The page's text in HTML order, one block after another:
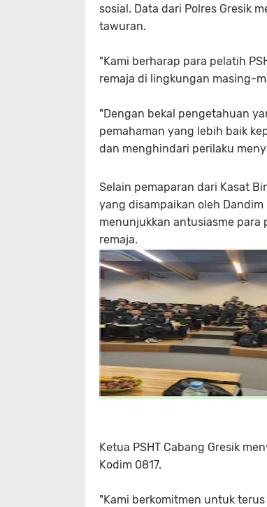
sosial. Data dari Polres Gresik
tawuran.
"Kami berharap para pelatih
remaja di lingkungan masing-
"Dengan bekal pengetahuan
pemahaman yang lebih baik
dan menghindari perilaku
Selain pemaparan dari Kasat
yang disampaikan oleh
menunjukkan antusiasme para
remaja.
Ketua PSHT Cabang Gresik
Kodim 0817.
"Kami berkomitmen untuk